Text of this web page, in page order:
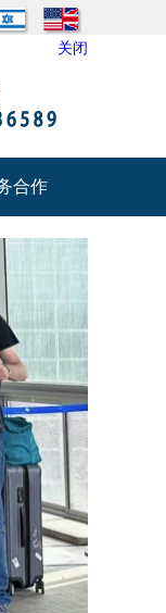
关闭
合作
合作